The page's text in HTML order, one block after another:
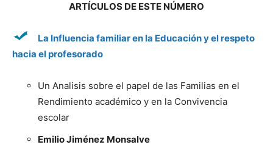
ARTÍCULOS DE ESTE NÚMERO
La Influencia familiar en la Educación y el respeto
hacia el profesorado
Un Analisis sobre el papel de las Familias en el
Rendimiento académico y en la Convivencia
escolar
Emilio Jiménez Monsalve